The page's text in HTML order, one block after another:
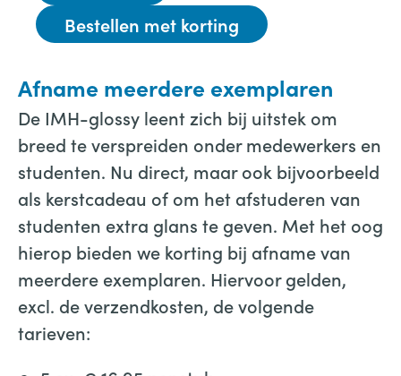
Bestellen met korting
Afname meerdere exemplaren
De IMH-glossy leent zich bij uitstek om
breed te verspreiden onder medewerkers en
studenten. Nu direct, maar ook bijvoorbeeld
als kerstcadeau of om het afstuderen van
studenten extra glans te geven. Met het oog
hierop bieden we korting bij afname van
meerdere exemplaren. Hiervoor gelden,
excl. de verzendkosten, de volgende
tarieven: